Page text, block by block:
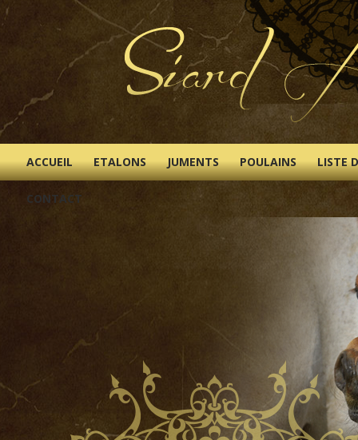
ACCUEIL ETALONS JUMENTS POULAINS LISTE
CONTACT